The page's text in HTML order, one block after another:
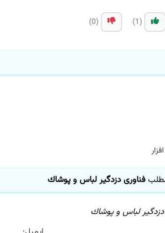
فناوری دزدگیر لباس و پوشاك
لباس و پوشاك